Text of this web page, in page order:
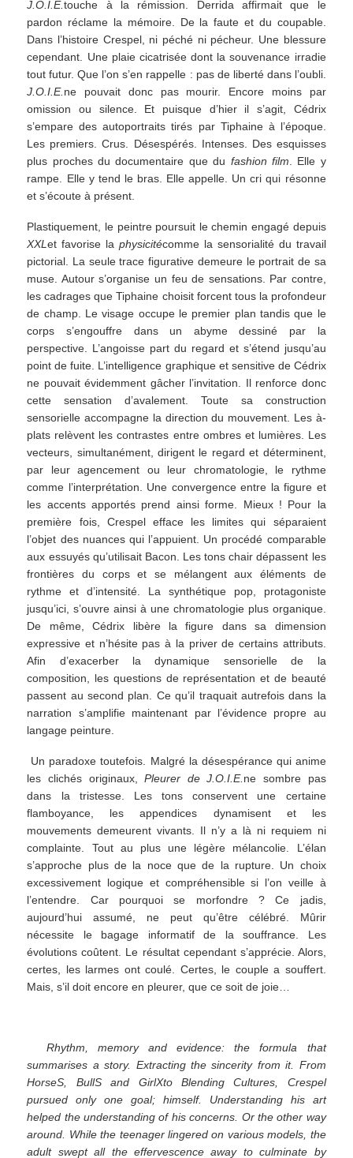
J.O.I.E.touche à la rémission. Derrida affirmait que le
pardon réclame la mémoire. De la faute et du coupable.
Dans l’histoire Crespel, ni péché ni pécheur. Une blessure
cependant. Une plaie cicatrisée dont la souvenance irradie
tout futur. Que l’on s’en rappelle : pas de liberté dans l’oubli.
J.O.I.E. ne pouvait donc pas mourir. Encore moins par
omission ou silence. Et puisque d’hier il s’agit, Cédrix
s’empare des autoportraits tirés par Tiphaine à l’époque.
Les premiers. Crus. Désespérés. Intenses. Des esquisses
plus proches du documentaire que du fashion film . Elle y
rampe. Elle y tend le bras. Elle appelle. Un cri qui résonne
et s’écoute à présent.
Plastiquement, le peintre poursuit le chemin engagé depuis
XXLet favorise laphysicitécomme la sensorialité du travail
pictorial. La seule trace figurative demeure le portrait de sa
muse. Autour s’organise un feu de sensations. Par contre,
les cadrages que Tiphaine choisit forcent tous la profondeur
de champ. Le visage occupe le premier plan tandis que le
corps s’engouffre dans un abyme dessiné par la
perspective. L’angoisse part du regard et s’étend jusqu’au
point de fuite. L’intelligence graphique et sensitive de Cédrix
ne pouvait évidemment gâcher l’invitation. Il renforce donc
cette sensation d’avalement. Toute sa construction
sensorielle accompagne la direction du mouvement. Les à-
plats relèvent les contrastes entre ombres et lumières. Les
vecteurs, simultanément, dirigent le regard et déterminent,
par leur agencement ou leur chromatologie, le rythme
comme l’interprétation. Une convergence entre la figure et
les accents apportés prend ainsi forme. Mieux ! Pour la
première fois, Crespel efface les limites qui séparaient
l’objet des nuances qui l’appuient. Un procédé comparable
aux essuyés qu’utilisait Bacon. Les tons chair dépassent les
frontières du corps et se mélangent aux éléments de
rythme et d’intensité. La synthétique pop, protagoniste
jusqu’ici, s’ouvre ainsi à une chromatologie plus organique.
De même, Cédrix libère la figure dans sa dimension
expressive et n’hésite pas à la priver de certains attributs.
Afin d’exacerber la dynamique sensorielle de la
composition, les questions de représentation et de beauté
passent au second plan. Ce qu’il traquait autrefois dans la
narration s’amplifie maintenant par l’évidence propre au
langage peinture.
Un paradoxe toutefois. Malgré la désespérance qui anime
les clichés originaux,Pleurer de J.O.I.E. ne sombre pas
dans la tristesse. Les tons conservent une certaine
flamboyance, les appendices dynamisent et les
mouvements demeurent vivants. Il n’y a là ni requiem ni
complainte. Tout au plus une légère mélancolie. L’élan
s’approche plus de la noce que de la rupture. Un choix
excessivement logique et compréhensible si l’on veille à
l’entendre. Car pourquoi se morfondre ? Ce jadis,
aujourd’hui assumé, ne peut qu’être célébré. Mûrir
nécessite le bagage informatif de la souffrance. Les
évolutions coûtent. Le résultat cependant s’apprécie. Alors,
certes, les larmes ont coulé. Certes, le couple a souffert.
Mais, s’il doit encore en pleurer, que ce soit de joie…
Rhythm, memory and evidence: the formula that
summarises a story. Extracting the sincerity from it. From
HorseS, BullS and GirlXto Blending Cultures, Crespel
pursued only one goal; himself. Understanding his art
helped the understanding of his concerns. Or the other way
around. While the teenager lingered on various models, the
adult swept all the effervescence away to culminate by